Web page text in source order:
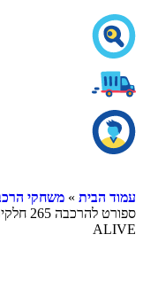
עמוד הבית » משחקי
ALIVE